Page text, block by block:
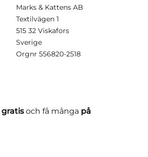
Marks & Kattens AB
Textilvägen 1
515 32 Viskafors
Sverige
Orgnr 556820-2518
gratisoch få många på